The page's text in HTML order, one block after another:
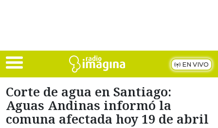
EN VIVO
Corte de agua en Santiago:
Aguas Andinas informó la
comuna afectada hoy 19 de abril